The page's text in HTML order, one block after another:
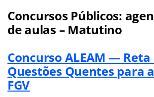
Concursos Públicos:
de aulas – Matutino
Concurso ALEAM —
Questões Quentes para
FGV